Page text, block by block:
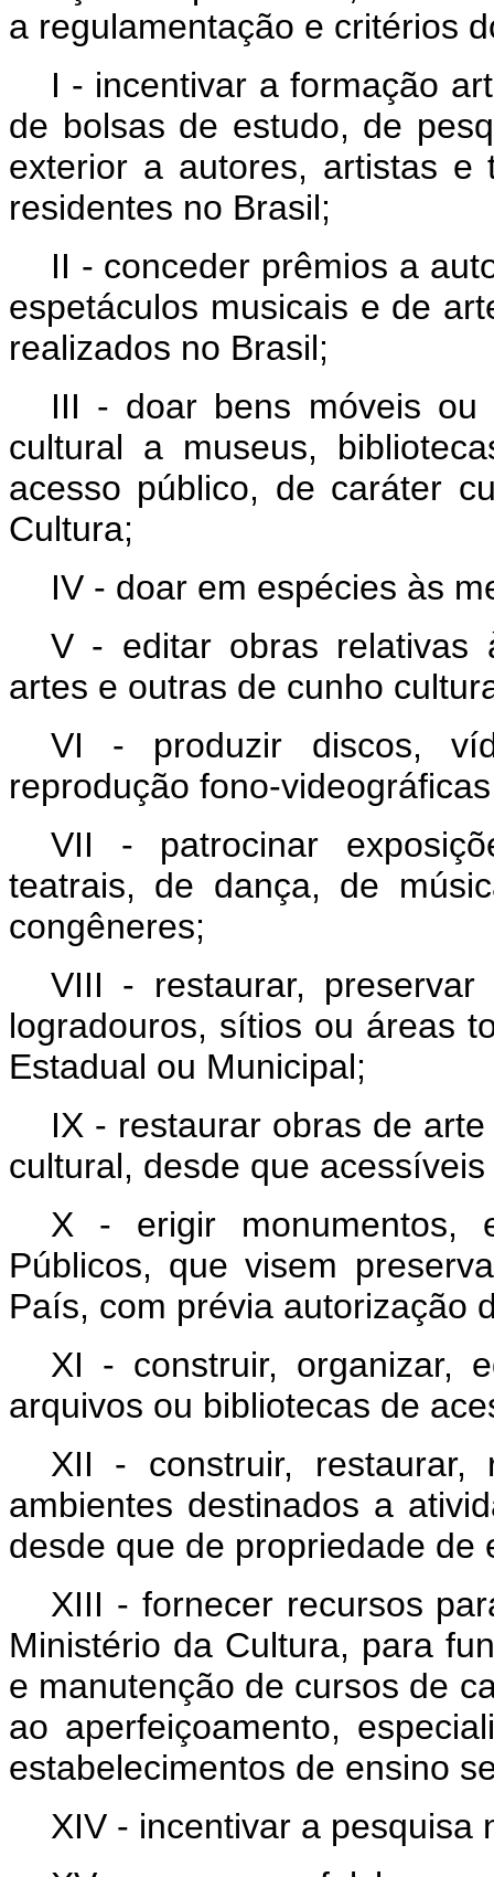
a regulamentação e critérios
I - incentivar a formação
de bolsas de estudo, de
exterior a autores, artistas e
residentes no Brasil;
II - conceder prêmios a
espetáculos musicais e de
realizados no Brasil;
III - doar bens móveis
cultural a museus,
acesso público, de caráter
Cultura;
IV - doar em espécies às
V - editar obras relativas
artes e outras de cunho
VI - produzir discos,
reprodução fono-
VII - patrocinar
teatrais, de dança, de
congêneres;
VIII - restaurar, preservar
logradouros, sítios ou áreas
Estadual ou Municipal;
IX - restaurar obras de
cultural, desde que
X - erigir monumentos,
Públicos, que visem
País, com prévia autorização
XI - construir, organizar,
arquivos ou bibliotecas de
XII - construir,
ambientes destinados a
desde que de propriedade de
XIII - fornecer recursos
Ministério da Cultura, para
e manutenção de cursos de
ao aperfeiçoamento,
estabelecimentos de ensino
XIV - incentivar a pesquisa